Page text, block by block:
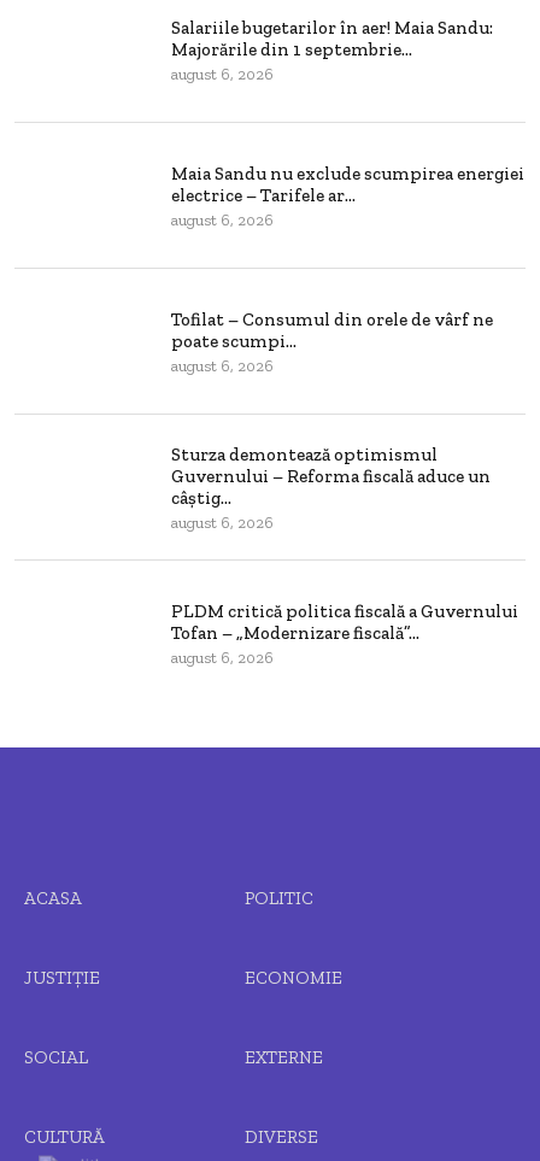
Salariile bugetarilor în aer! Maia Sandu:
Majorările din 1 septembrie...
august 6, 2026
Maia Sandu nu exclude scumpirea energiei
electrice – Tarifele ar...
august 6, 2026
Tofilat – Consumul din orele de vârf ne
poate scumpi...
august 6, 2026
Sturza demontează optimismul
Guvernului – Reforma fiscală aduce un
câștig...
august 6, 2026
PLDM critică politica fiscală a Guvernului
Tofan – „Modernizare fiscală”...
august 6, 2026
ACASA POLITIC
JUSTIȚIE ECONOMIE
SOCIAL EXTERNE
CULTURĂ DIVERSE